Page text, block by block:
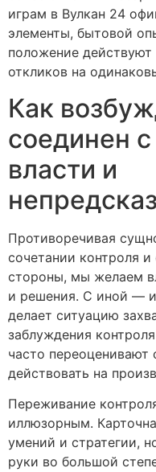
играм в Вулкан 24
элементы, бытовой
положение
откликов на
Как
соединен
власти и
Противоречивая
сочетании контроля
стороны, мы желаем
и решения. С иной —
делает ситуацию
заблуждения
часто переоценивают
действовать на
Переживание
иллюзорным.
умений и стратегии,
руки во большой